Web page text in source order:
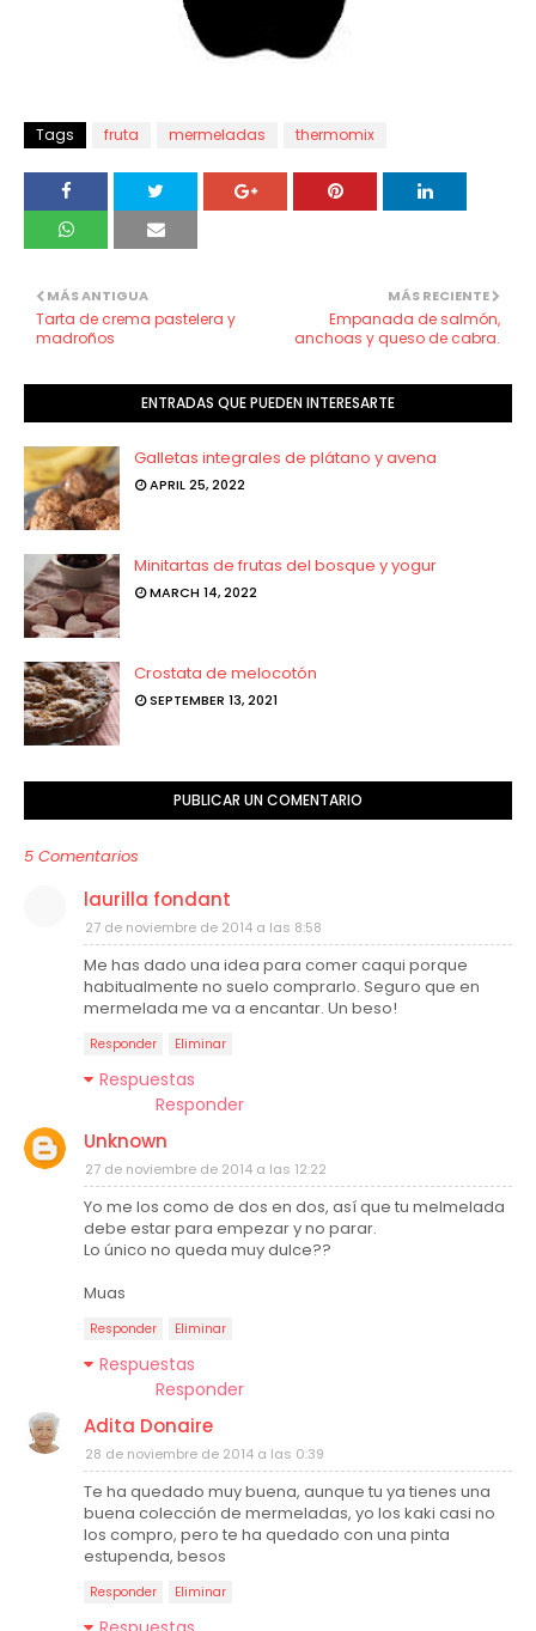
Tags fruta mermeladas thermomix
MÁS RECIENTE
Empanada de salmón,
anchoas y queso de cabra.
MÁS ANTIGUA
Tarta de crema pastelera y
madroños
ENTRADAS QUE PUEDEN INTERESARTE
Galletas integrales de plátano y avena
APRIL 25, 2022
Minitartas de frutas del bosque y yogur
MARCH 14, 2022
Crostata de melocotón
SEPTEMBER 13, 2021
PUBLICAR UN COMENTARIO
5 Comentarios
laurilla fondant
27 de noviembre de 2014 a las 8:58
Me has dado una idea para comer caqui porque
habitualmente no suelo comprarlo. Seguro que en
mermelada me va a encantar. Un beso!
Responder Eliminar
Respuestas
Responder
Unknown
27 de noviembre de 2014 a las 12:22
Yo me los como de dos en dos, así que tu melmelada
debe estar para empezar y no parar.
Lo único no queda muy dulce??
Muas
Responder Eliminar
Respuestas
Responder
Adita Donaire
28 de noviembre de 2014 a las 0:39
Te ha quedado muy buena, aunque tu ya tienes una
buena colección de mermeladas, yo los kaki casi no
los compro, pero te ha quedado con una pinta
estupenda, besos
Responder Eliminar